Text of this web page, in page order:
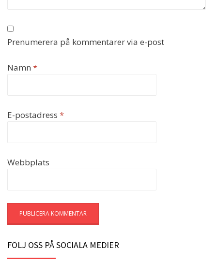
Prenumerera på kommentarer via e-post
Namn *
E-postadress *
Webbplats
FÖLJ OSS PÅ SOCIALA MEDIER